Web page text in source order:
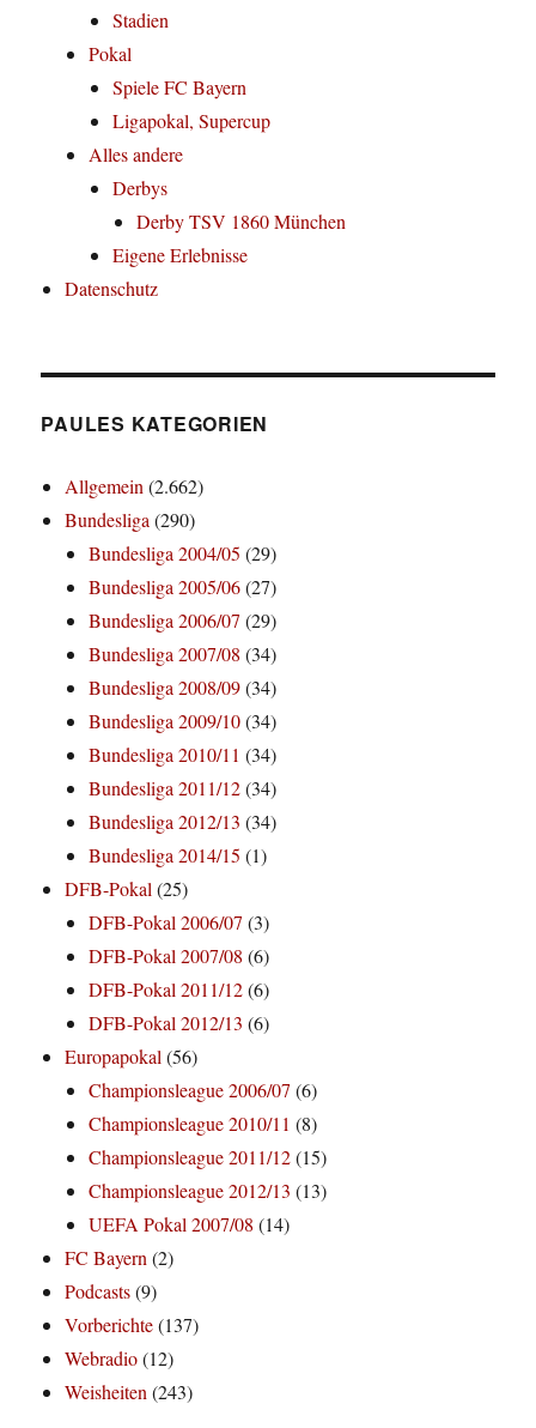
Stadien
Pokal
Spiele FC Bayern
Ligapokal, Supercup
Alles andere
Derbys
Derby TSV 1860 München
Eigene Erlebnisse
Datenschutz
PAULES KATEGORIEN
Allgemein(2.662)
Bundesliga(290)
Bundesliga 2004/05 (29)
Bundesliga 2005/06(27)
Bundesliga 2006/07 (29)
Bundesliga 2007/08 (34)
Bundesliga 2008/09(34)
Bundesliga 2009/10(34)
Bundesliga 2010/11 (34)
Bundesliga 2011/12(34)
Bundesliga 2012/13 (34)
Bundesliga 2014/15 (1)
DFB-Pokal(25)
DFB-Pokal 2006/07 (3)
DFB-Pokal 2007/08 (6)
DFB-Pokal 2011/12(6)
DFB-Pokal 2012/13 (6)
Europapokal(56)
Championsleague 2006/07 (6)
Championsleague 2010/11 (8)
Championsleague 2011/12(15)
Championsleague 2012/13 (13)
UEFA Pokal 2007/08 (14)
FC Bayern(2)
Podcasts(9)
Vorberichte(137)
Webradio(12)
Weisheiten(243)